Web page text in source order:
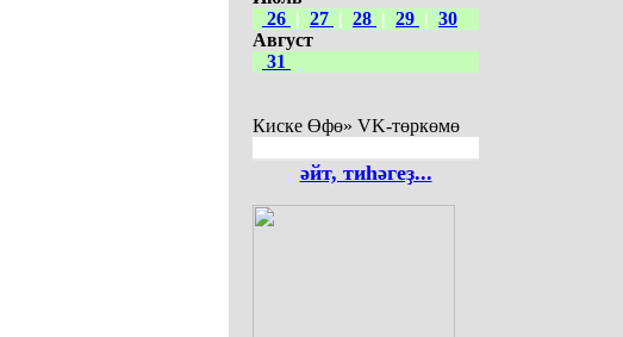
26 | 27 | 28 | 29 | 30
Август
31
Киске Өфө» VK-төркөмө
әйт, тиһәгеҙ...